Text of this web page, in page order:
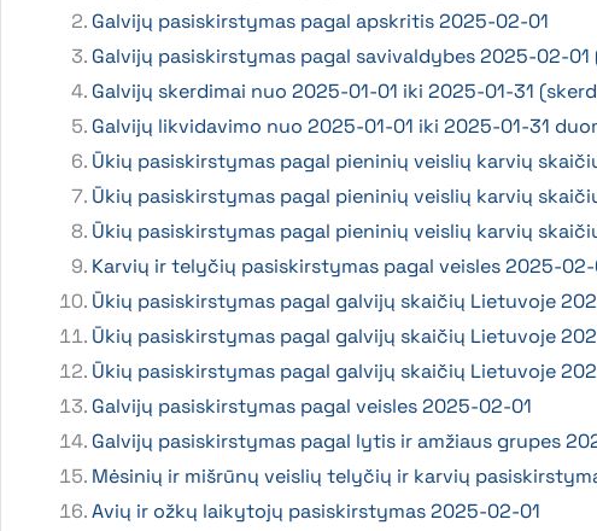
Galvijų pasiskirstymas pagal apskritis 2025-02-01
Galvijų pasiskirstymas pagal savivaldybes 2025-02-01
Galvijų skerdimai nuo 2025-01-01 iki 2025-01-31
Galvijų likvidavimo nuo 2025-01-01 iki 2025-01-31
Ūkių pasiskirstymas pagal pieninių veislių karvių
Ūkių pasiskirstymas pagal pieninių veislių karvių
Ūkių pasiskirstymas pagal pieninių veislių karvių
Karvių ir telyčių pasiskirstymas pagal veisles 2025-02-
Ūkių pasiskirstymas pagal galvijų skaičių Lietuvoje
Ūkių pasiskirstymas pagal galvijų skaičių Lietuvoje
Ūkių pasiskirstymas pagal galvijų skaičių Lietuvoje
Galvijų pasiskirstymas pagal veisles 2025-02-01
Galvijų pasiskirstymas pagal lytis ir amžiaus grupes
Mėsinių ir mišrūnų veislių telyčių ir karvių
Avių ir ožkų laikytojų pasiskirstymas 2025-02-01